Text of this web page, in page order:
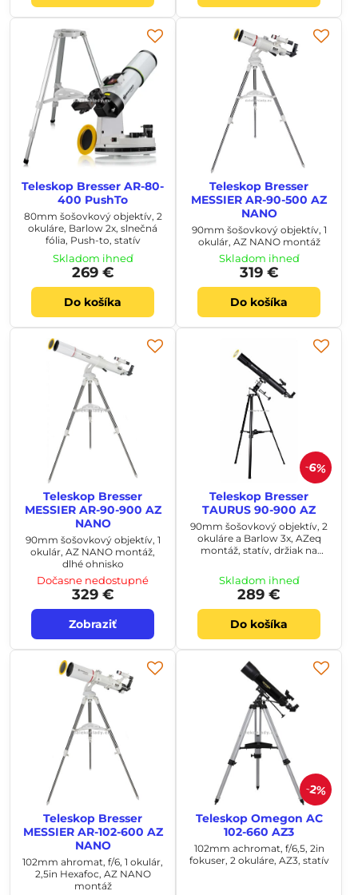
Teleskop Bresser AR-80-
400 PushTo
80mm šošovkový objektív, 2
okuláre, Barlow 2x, slnečná
fólia, Push-to, statív
Skladom ihneď
269 €
Do košíka
Teleskop Bresser
MESSIER AR-90-500 AZ
NANO
90mm šošovkový objektív, 1
okulár, AZ NANO montáž
Skladom ihneď
319 €
Do košíka
Teleskop Bresser
MESSIER AR-90-900 AZ
NANO
90mm šošovkový objektív, 1
okulár, AZ NANO montáž,
dlhé ohnisko
Dočasne nedostupné
329 €
Zobraziť
6%
Teleskop Bresser
TAURUS 90-900 AZ
90mm šošovkový objektív, 2
okuláre a Barlow 3x, AZeq
montáž, statív, držiak na
Skladom ihneď
289 €
Do košíka
Teleskop Bresser
MESSIER AR-102-600 AZ
NANO
102mm ahromat, f/6, 1 okulár,
2,5in Hexafoc, AZ NANO
montáž
2%
Teleskop Omegon AC
102-660 AZ3
102mm achromat, f/6,5, 2in
fokuser, 2 okuláre, AZ3, statív